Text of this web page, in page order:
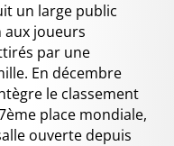
un large public
aux joueurs
par une
En décembre
le classement
place mondiale,
ouverte depuis